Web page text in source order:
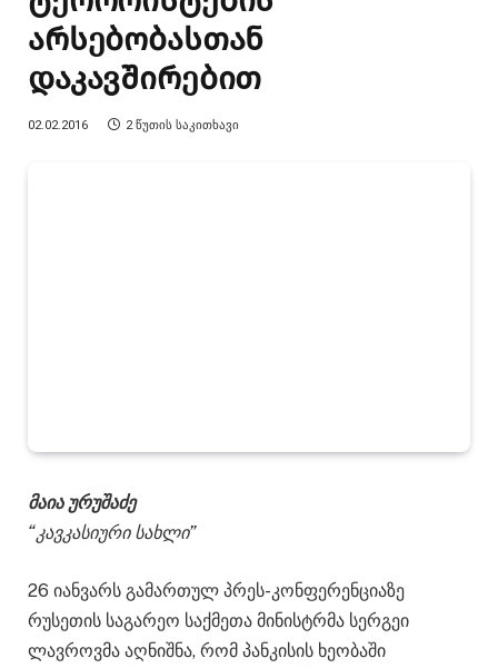
არსებობასთან
დაკავშირებით
02.02.2016 2 ᲬᲣᲗᲘᲡ ᲡᲐᲙᲘᲗᲮᲐᲕᲘ
მაია ურუშაძე
“კავკასიური სახლი”
26 იანვარს გამართულ პრეს-კონფერენციაზე
რუსეთის საგარეო საქმეთა მინისტრმა სერგეი
ლავროვმა აღნიშნა, რომ პანკისის ხეობაში